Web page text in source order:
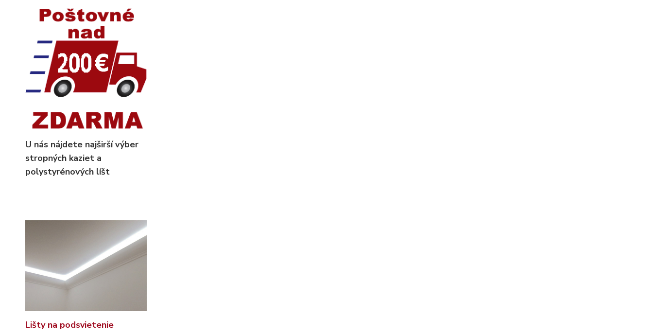
U nás nájdete najširší výber
stropných kaziet a
polystyrénových líšt
Lišty na podsvietenie